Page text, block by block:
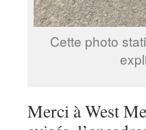
Cette photo
Merci à West